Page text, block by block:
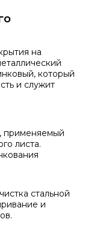
на
который
и служит
применяемый
листа.
стальной
и